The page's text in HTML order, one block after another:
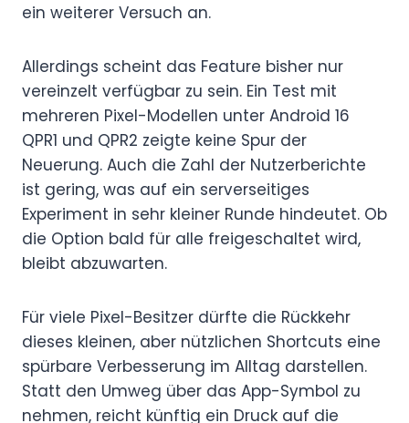
ein weiterer Versuch an.
Allerdings scheint das Feature bisher nur
vereinzelt verfügbar zu sein. Ein Test mit
mehreren Pixel-Modellen unter Android 16
QPR1 und QPR2 zeigte keine Spur der
Neuerung. Auch die Zahl der Nutzerberichte
ist gering, was auf ein serverseitiges
Experiment in sehr kleiner Runde hindeutet. Ob
die Option bald für alle freigeschaltet wird,
bleibt abzuwarten.
Für viele Pixel-Besitzer dürfte die Rückkehr
dieses kleinen, aber nützlichen Shortcuts eine
spürbare Verbesserung im Alltag darstellen.
Statt den Umweg über das App-Symbol zu
nehmen, reicht künftig ein Druck auf die